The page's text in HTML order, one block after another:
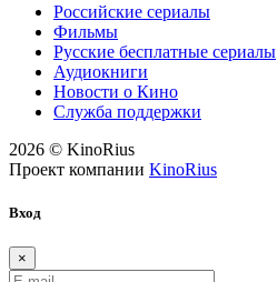
Российские сериалы
Фильмы
Русские бесплатные сериалы
Аудиокниги
Новости о Кино
Служба поддержки
2026 © KinoRius
Проект компании KinoRius
Вход
×